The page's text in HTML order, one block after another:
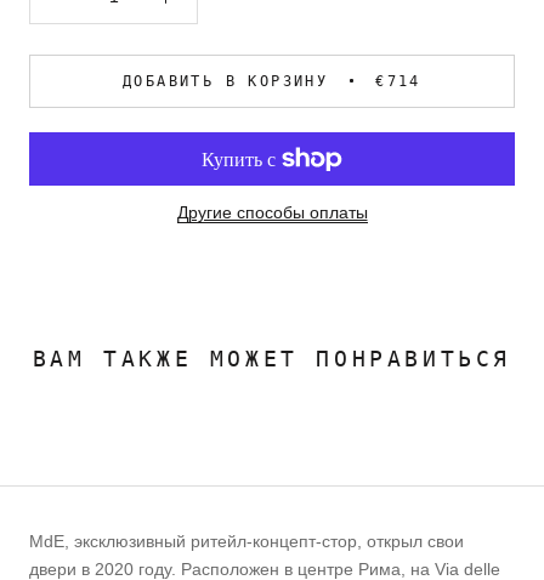
ДОБАВИТЬ В КОРЗИНУ €714
Другие способы оплаты
ВАМ ТАКЖЕ МОЖЕТ ПОНРАВИТЬСЯ
MdE, эксклюзивный ритейл-концепт-стор, открыл свои
двери в 2020 году. Расположен в центре Рима, на Via delle